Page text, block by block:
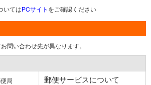
いてはPCサイト をご確認ください
問い合わせ先が異なります。
局
郵便サービスについて